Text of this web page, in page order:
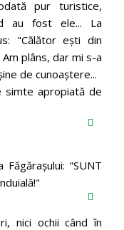
pur turistice,
au fost ele... La
"Călător eşti din
plâns, dar mi s-a
de cunoaştere...
simte apropiată de
"SUNT
nici ochii când în